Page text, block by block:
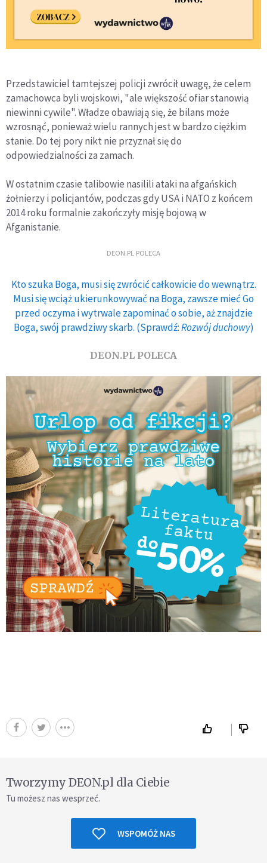
Przedstawiciel tamtejszej policji zwrócił uwagę, że celem
zamachowca byli wojskowi, "ale większość ofiar stanowią
niewinni cywile". Władze obawiają się, że bilans może
wzrosnąć, ponieważ wielu rannych jest w bardzo ciężkim
stanie. Do tej pory nikt nie przyznał się do
odpowiedzialności za zamach.
W ostatnim czasie talibowie nasilili ataki na afgańskich
żołnierzy i policjantów, podczas gdy USA i NATO z końcem
2014 roku formalnie zakończyły misję bojową w
Afganistanie.
DEON.PL POLECA
Kto szuka Boga, musi się zwrócić całkowicie do wewnątrz.
Musi się wciąż ukierunkowywać na Boga, zawsze mieć Go
przed oczyma i wytrwale zapominać o sobie, aż znajdzie
Boga, swój prawdziwy skarb. (Sprawdź:Rozwój duchowy)
DEON.PL POLECA
Tworzymy DEON.pl dla Ciebie
Tu możesz nas wesprzeć.
WSPOMÓŻ NAS